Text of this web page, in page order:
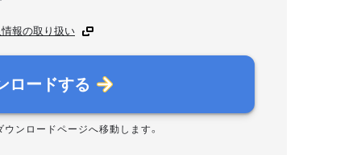
報の取り扱い
ロードする
ウンロードページへ移動します。